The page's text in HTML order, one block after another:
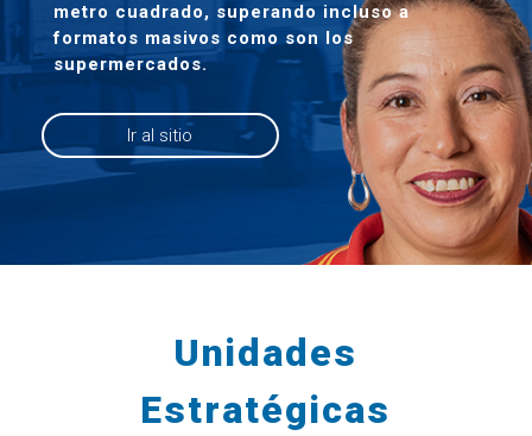
metro cuadrado, superando incluso a
formatos masivos como son los
supermercados.
Ir al sitio
Unidades
Estratégicas